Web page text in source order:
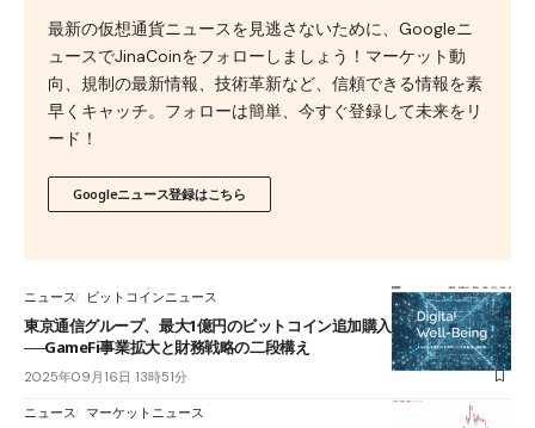
最新の仮想通貨ニュースを見逃さないために、Googleニ
ュースでJinaCoinをフォローしましょう！マーケット動
向、規制の最新情報、技術革新など、信頼できる情報を素
早くキャッチ。フォローは簡単、今すぐ登録して未来をリ
ード！
Googleニュース登録はこちら
ニュース ビットコインニュース
東京通信グループ、最大1億円のビットコイン追加購入を決議
──GameFi事業拡大と財務戦略の二段構え
2025年09月16日 13時51分
ニュース マーケットニュース